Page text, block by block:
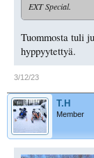
EXT Special.
Tuommosta tuli
hyppyytettyä.
3/12/23
T.H
Member